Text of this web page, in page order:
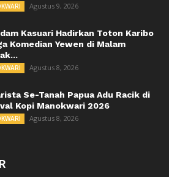
Agustus 9, 2026
Kasuari Hadirkan Toton Karibo
Komedian Yewen di Malam
Agustus 8, 2026
Se-Tanah Papua Adu Racik di
Kopi Manokwari 2026
Agustus 8, 2026